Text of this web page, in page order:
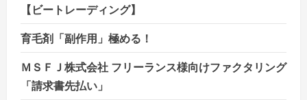
【ビートレーディング】
育毛剤「副作用」極める！
ＭＳＦＪ株式会社 フリーランス様向けファクタリング
「請求書先払い」